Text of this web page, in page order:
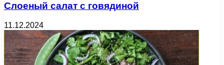
Слоеный салат с говядиной
11.12.2024